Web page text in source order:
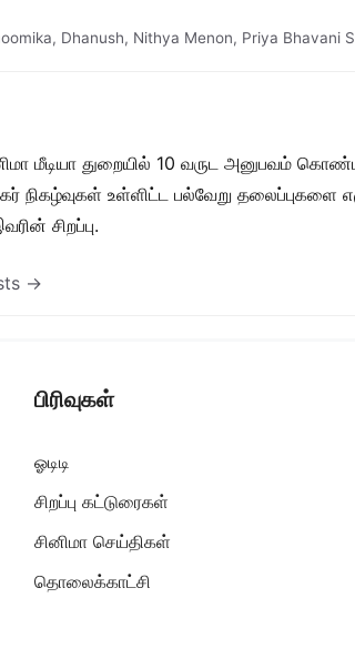
, Dhanush, Nithya Menon, Priya Bhavani
மீடியா துறையில் 10 வருட அனுபவம்
நிகழ்வுகள் உள்ளிட்ட பல்வேறு தலைப்புகளை
சிறப்பு.
→
பிரிவுகள்
ஓடிடி
சிறப்பு கட்டுரைகள்
சினிமா செய்திகள்
தொலைக்காட்சி